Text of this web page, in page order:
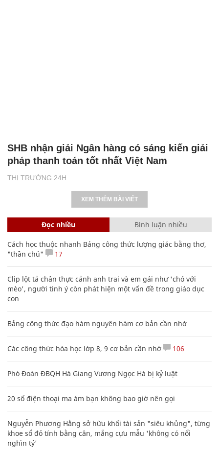
THỊ TRƯỜNG 24H
SHB nhận giải Ngân hàng có sáng kiến giải
pháp thanh toán tốt nhất Việt Nam
XEM THÊM BÀI VIẾT
Đọc nhiều Bình luận nhiều
Cách học thuộc nhanh Bảng công thức lượng giác bằng thơ,
"thần chú"
17
Clip lột tả chân thực cảnh anh trai và em gái như 'chó với
mèo', người tinh ý còn phát hiện một vấn đề trong giáo dục
con
Bảng công thức đạo hàm nguyên hàm cơ bản cần nhớ
Các công thức hóa học lớp 8, 9 cơ bản cần nhớ 106
Phó Đoàn ĐBQH Hà Giang Vương Ngọc Hà bị kỷ luật
20 số điện thoại ma ám bạn không bao giờ nên gọi
Nguyễn Phương Hằng sở hữu khối tài sản "siêu khủng", từng
khoe sổ đỏ tính bằng cân, mắng cựu mẫu 'không có nổi
nghìn tỷ'